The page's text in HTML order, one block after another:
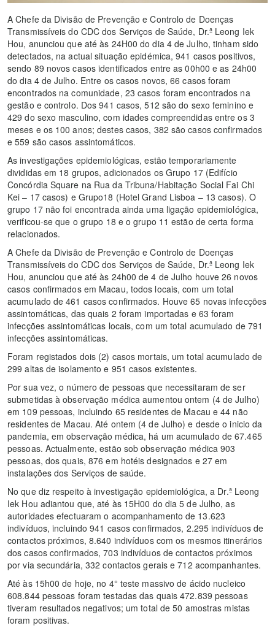
A Chefe da Divisão de Prevenção e Controlo de Doenças
Transmissíveis do CDC dos Serviços de Saúde, Dr.ª Leong Iek
Hou, anunciou que até às 24H00 do dia 4 de Julho, tinham sido
detectados, na actual situação epidémica, 941 casos positivos,
sendo 89 novos casos identificados entre as 00h00 e as 24h00
do dia 4 de Julho. Entre os casos novos, 66 casos foram
encontrados na comunidade, 23 casos foram encontrados na
gestão e controlo. Dos 941 casos, 512 são do sexo feminino e
429 do sexo masculino, com idades compreendidas entre os 3
meses e os 100 anos; destes casos, 382 são casos confirmados
e 559 são casos assintomáticos.
As investigações epidemiológicas, estão temporariamente
divididas em 18 grupos, adicionados os Grupo 17 (Edifício
Concórdia Square na Rua da Tribuna/Habitação Social Fai Chi
Kei – 17 casos) e Grupo18 (Hotel Grand Lisboa – 13 casos). O
grupo 17 não foi encontrada ainda uma ligação epidemiológica,
verificou-se que o grupo 18 e o grupo 11 estão de certa forma
relacionados.
A Chefe da Divisão de Prevenção e Controlo de Doenças
Transmissíveis do CDC dos Serviços de Saúde, Dr.ª Leong Iek
Hou, anunciou que até às 24h00 de 4 de Julho houve 26 novos
casos confirmados em Macau, todos locais, com um total
acumulado de 461 casos confirmados. Houve 65 novas infecções
assintomáticas, das quais 2 foram importadas e 63 foram
infecções assintomáticas locais, com um total acumulado de 791
infecções assintomáticas.
Foram registados dois (2) casos mortais, um total acumulado de
299 altas de isolamento e 951 casos existentes.
Por sua vez, o número de pessoas que necessitaram de ser
submetidas à observação médica aumentou ontem (4 de Julho)
em 109 pessoas, incluindo 65 residentes de Macau e 44 não
residentes de Macau. Até ontem (4 de Julho) e desde o inicio da
pandemia, em observação médica, há um acumulado de 67.465
pessoas. Actualmente, estão sob observação médica 903
pessoas, dos quais, 876 em hotéis designados e 27 em
instalações dos Serviços de saúde.
No que diz respeito à investigação epidemiológica, a Dr.ª Leong
Iek Hou adiantou que, até às 15H00 do dia 5 de Julho, as
autoridades efectuaram o acompanhamento de 13.623
indivíduos, incluindo 941 casos confirmados, 2.295 indivíduos de
contactos próximos, 8.640 indivíduos com os mesmos itinerários
dos casos confirmados, 703 indivíduos de contactos próximos
por via secundária, 332 contactos gerais e 712 acompanhantes.
Até às 15h00 de hoje, no 4° teste massivo de ácido nucleico
608.844 pessoas foram testadas das quais 472.839 pessoas
tiveram resultados negativos; um total de 50 amostras mistas
foram positivas.